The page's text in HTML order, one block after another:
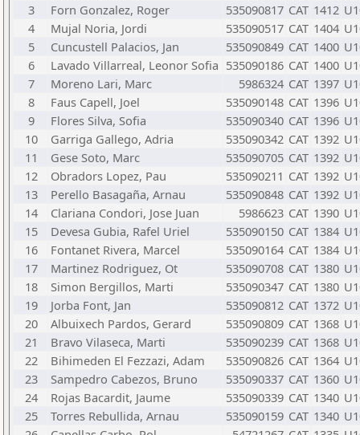
3
Forn Gonzalez, Roger 535090817 CAT 1412
4
Mujal Noria, Jordi 535090517 CAT 1404
5
Cuncustell Palacios, Jan 535090849 CAT 1400
6
Lavado Villarreal, Leonor Sofia 535090186 CAT 1400
7
Moreno Lari, Marc 5986324 CAT 1397
8
Faus Capell, Joel 535090148 CAT 1396
9
Flores Silva, Sofia 535090340 CAT 1396
10
Garriga Gallego, Adria 535090342 CAT 1392
11
Gese Soto, Marc 535090705 CAT 1392
12
Obradors Lopez, Pau 535090211 CAT 1392
13
Perello Basagaña, Arnau 535090848 CAT 1392
14
Clariana Condori, Jose Juan 5986623 CAT 1390
15
Devesa Gubia, Rafel Uriel 535090150 CAT 1384
16
Fontanet Rivera, Marcel 535090164 CAT 1384
17
Martinez Rodriguez, Ot 535090708 CAT 1380
18
Simon Bergillos, Marti 535090347 CAT 1380
19
Jorba Font, Jan 535090812 CAT 1372
20
Albuixech Pardos, Gerard 535090809 CAT 1368
21
Bravo Vilaseca, Marti 535090239 CAT 1368
22
Bihimeden El Fezzazi, Adam 535090826 CAT 1364
23
Sampedro Cabezos, Bruno 535090337 CAT 1360
24
Rojas Bacardit, Jaume 535090339 CAT 1340
25
Torres Rebullida, Arnau 535090159 CAT 1340